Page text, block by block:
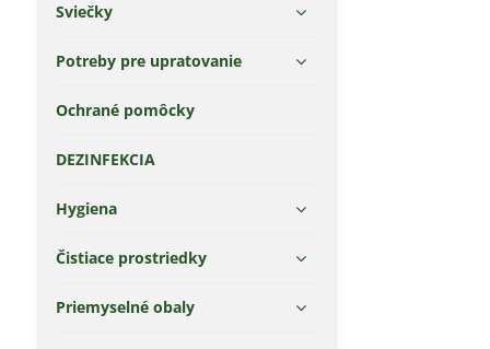
Sviečky
Potreby pre upratovanie
Ochrané pomôcky
DEZINFEKCIA
Hygiena
Čistiace prostriedky
Priemyselné obaly